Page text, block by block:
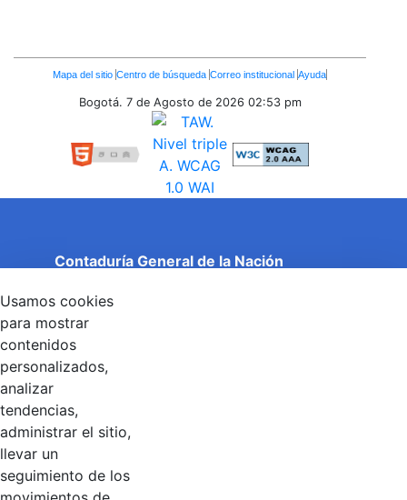
Enlaces
Inferiores
Mapa del sitio Centro de búsqueda Correo institucional Ayuda
Bogotá. 7 de Agosto de 2026 02:53 pm
Contaduría General de la Nación
Entidad adscrita al Ministerio de Hacienda y Crédito
Público
Torre 1 (Aire) - Piso 15, Bogotá D.C., Colombia
Código Postal: 111071
Linkedin
Usamos cookies
para mostrar
contenidos
personalizados,
analizar
tendencias,
administrar el sitio,
llevar un
seguimiento de los